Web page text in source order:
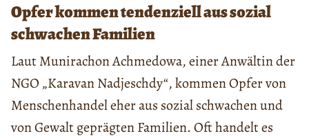
Opfer kommen tendenziell aus sozial
schwachen Familien
Laut Munirachon Achmedowa, einer Anwältin der
NGO „Karavan Nadjeschdy“, kommen Opfer von
Menschenhandel eher aus sozial schwachen und
von Gewalt geprägten Familien. Oft handelt es